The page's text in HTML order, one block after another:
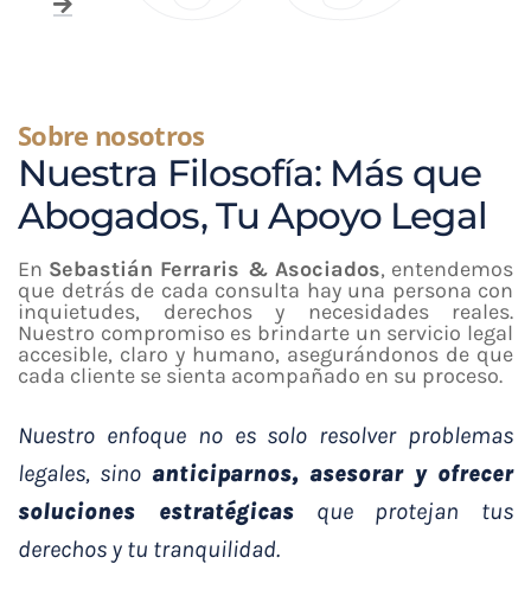
Sobre nosotros
Nuestra Filosofía: Más que
Abogados, Tu Apoyo Legal
En Sebastián Ferraris & Asociados, entendemos
que detrás de cada consulta hay una persona con
inquietudes, derechos y necesidades reales.
Nuestro compromiso es brindarte un servicio legal
accesible, claro y humano, asegurándonos de que
cada cliente se sienta acompañado en su proceso.
Nuestro enfoque no es solo resolver problemas
legales, sino anticiparnos, asesorar y ofrecer
soluciones estratégicasque protejan tus
derechos y tu tranquilidad.